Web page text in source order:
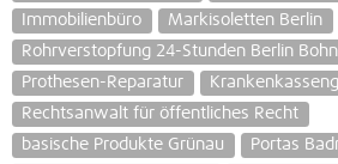
Immobilienbüro
Markisoletten Berlin
Rohrverstopfung 24-Stunden Berlin
Prothesen-Reparatur
Rechtsanwalt für öffentliches Recht
basische Produkte Grünau
Portas